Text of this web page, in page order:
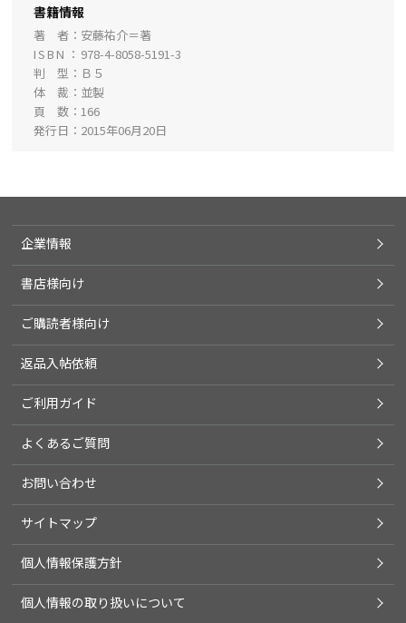
書籍情報
著 者
安藤祐介＝著
ISBN
978-4-8058-5191-3
判 型
Ｂ５
体 裁
並製
頁 数
166
発行日
2015年06月20日
企業情報
書店様向け
ご購読者様向け
返品入帖依頼
ご利用ガイド
よくあるご質問
お問い合わせ
サイトマップ
個人情報保護方針
個人情報の取り扱いについて